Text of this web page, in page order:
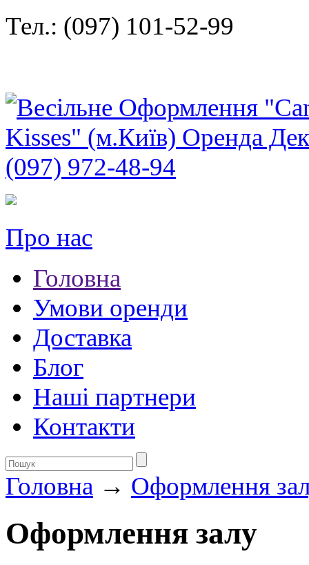
Тел.: (097) 101-52-99
Про нас
Головна
Умови оренди
Доставка
Блог
Нашi партнери
Контакти
Головна → Оформлення
Оформлення залу